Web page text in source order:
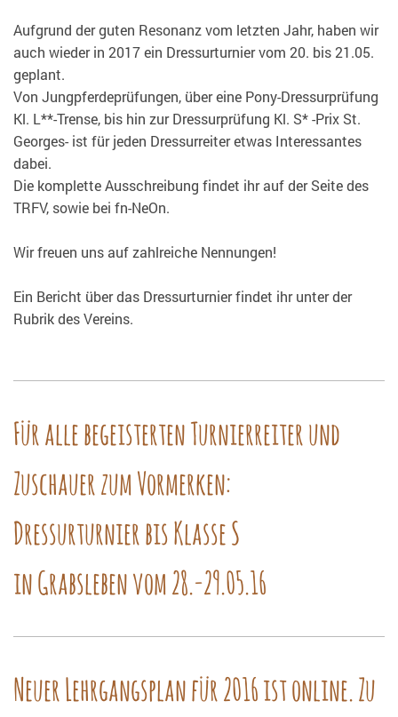
Aufgrund der guten Resonanz vom letzten Jahr, haben wir
auch wieder in 2017 ein Dressurturnier vom 20. bis 21.05.
geplant.
Von Jungpferdeprüfungen, über eine Pony-Dressurprüfung
Kl. L**-Trense, bis hin zur Dressurprüfung Kl. S* -Prix St.
Georges- ist für jeden Dressurreiter etwas Interessantes
dabei.
Die komplette Ausschreibung findet ihr auf der Seite des
TRFV, sowie bei fn-NeOn.
Wir freuen uns auf zahlreiche Nennungen!
Ein Bericht über das Dressurturnier findet ihr unter der
Rubrik des Vereins.
Für alle begeisterten Turnierreiter und
Zuschauer zum Vormerken:
Dressurturnier bis Klasse S
in Grabsleben vom 28.-29.05.16
Neuer Lehrgangsplan für 2016 ist online. Zu